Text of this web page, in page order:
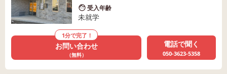
受入年齢
未就学
1分で完了！
お問い合わせ
（無料）
電話で聞く
050-3623-5358